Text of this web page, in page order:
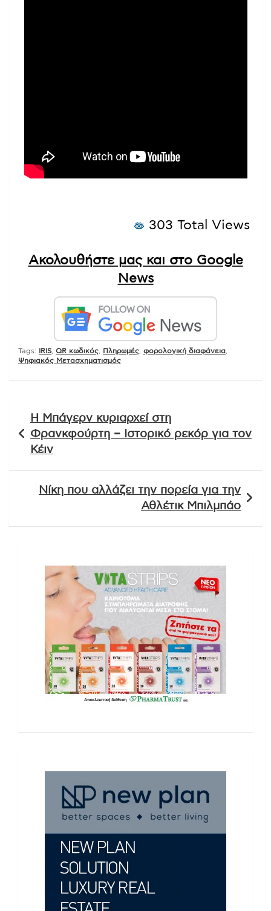
303 Total Views
Ακολουθήστε μας και στο Google
News
Tags: IRIS QR κωδικός Πληρωμές φορολογική διαφάνεια
Ψηφιακός Μετασχηματισμός
άρθρων
Η Μπάγερν κυριαρχεί στη
Φρανκφούρτη – Ιστορικό ρεκόρ για τον
Κέιν
Νίκη που αλλάζει την πορεία για την
Αθλέτικ Μπιλμπάο